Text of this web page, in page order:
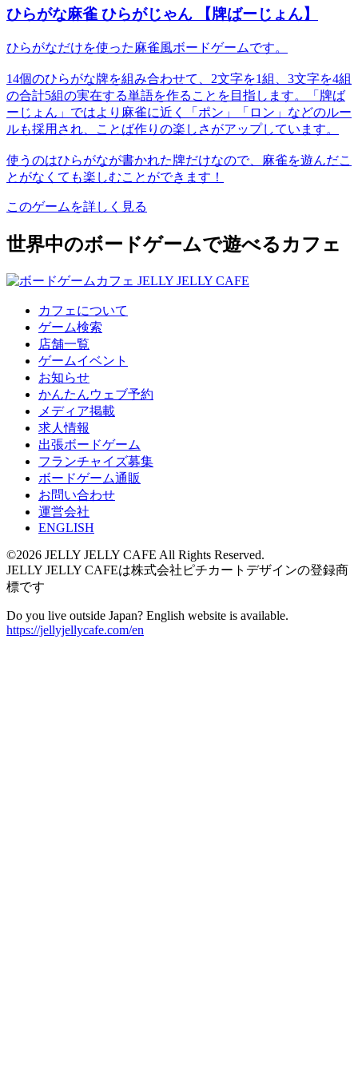
ひらがな麻雀 ひらがじゃん 【牌ばーじょん】
ひらがなだけを使った麻雀風ボードゲームです。
14個のひらがな牌を組み合わせて、2文字を1組、3文字を4組
の合計5組の実在する単語を作ることを目指します。「牌ば
ーじょん」ではより麻雀に近く「ポン」「ロン」などのルー
ルも採用され、ことば作りの楽しさがアップしています。
使うのはひらがなが書かれた牌だけなので、麻雀を遊んだこ
とがなくても楽しむことができます！
このゲームを詳しく見る
世界中のボードゲームで遊べるカフェ
カフェについて
ゲーム検索
店舗一覧
ゲームイベント
お知らせ
かんたんウェブ予約
メディア掲載
求人情報
出張ボードゲーム
フランチャイズ募集
ボードゲーム通販
お問い合わせ
運営会社
ENGLISH
©2026 JELLY JELLY CAFE All Rights Reserved.
JELLY JELLY CAFEは株式会社ピチカートデザインの登録商
標です
Do you live outside Japan? English website is available.
https://jellyjellycafe.com/en